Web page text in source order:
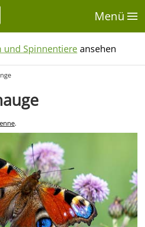
Menü
und Spinnentiere ansehen
.